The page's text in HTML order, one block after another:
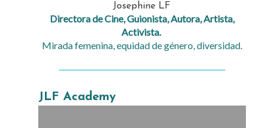
Josephine LF
Directora de Cine, Guionista, Autora, Artista,
Activista.
Mirada femenina, equidad de género, diversidad.
JLF Academy